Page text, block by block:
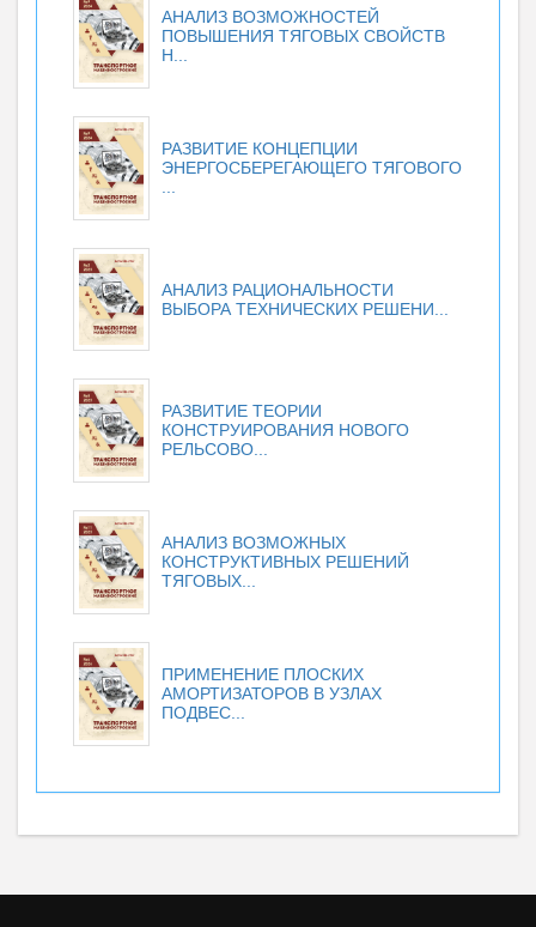
АНАЛИЗ ВОЗМОЖНОСТЕЙ
ПОВЫШЕНИЯ ТЯГОВЫХ СВОЙСТВ
Н...
РАЗВИТИЕ КОНЦЕПЦИИ
ЭНЕРГОСБЕРЕГАЮЩЕГО ТЯГОВОГО
АНАЛИЗ РАЦИОНАЛЬНОСТИ
ВЫБОРА ТЕХНИЧЕСКИХ РЕШЕНИ...
РАЗВИТИЕ ТЕОРИИ
КОНСТРУИРОВАНИЯ НОВОГО
РЕЛЬСОВО...
АНАЛИЗ ВОЗМОЖНЫХ
КОНСТРУКТИВНЫХ РЕШЕНИЙ
ТЯГОВЫХ...
ПРИМЕНЕНИЕ ПЛОСКИХ
АМОРТИЗАТОРОВ В УЗЛАХ
ПОДВЕС...